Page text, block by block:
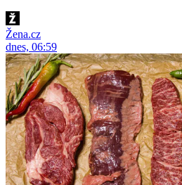
Žena.cz
dnes, 06:59